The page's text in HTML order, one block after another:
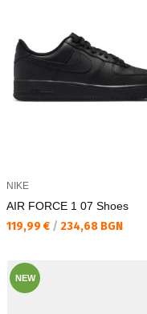
NIKE
AIR FORCE 1 07 Shoes
Текуща цена:
119,99 € / 234,68 BGN
NEW